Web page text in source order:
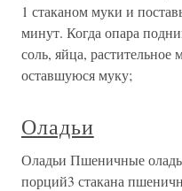
1 стаканом муки и
минут. Когда опара
соль, яйца,
оставшуюся муку;
Оладьи
Оладьи Пшеничные
порций3 стакана